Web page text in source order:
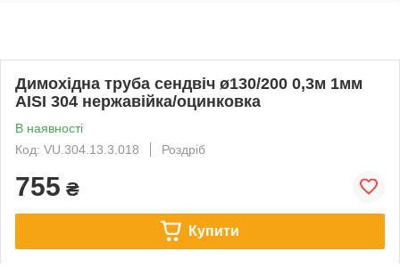
Димохідна труба сендвіч ø130/200 0,3м 1мм
AISI 304 нержавійка/оцинковка
В наявності
Код: VU.304.13.3.018
Роздріб
755 ₴
Купити